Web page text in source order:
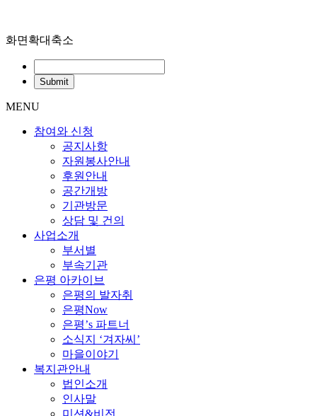
화면확대축소
MENU
참여와 신청
공지사항
자원봉사안내
후원안내
공간개방
기관방문
상담 및 건의
사업소개
부서별
부속기관
은평 아카이브
은평의 발자취
은평Now
은평’s 파트너
소식지 ‘겨자씨’
마을이야기
복지관안내
법인소개
인사말
미션&비전